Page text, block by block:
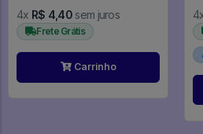
4x R$ 4,40 sem juros
Frete Grátis
Carrinho